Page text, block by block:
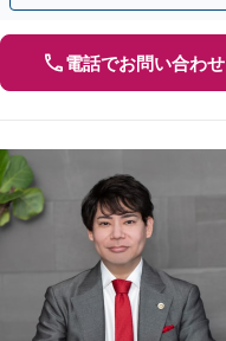
電話でお問い合わせ